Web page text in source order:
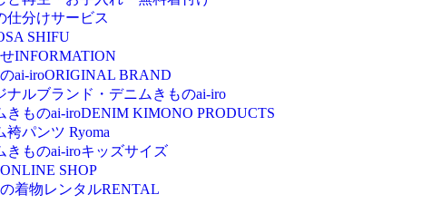
仕分けサービス
SHIFU
INFORMATION
ai-iroORIGINAL BRAND
ナルブランド・デニムきものai-iro
きものai-iroDENIM KIMONO PRODUCTS
袴パンツ Ryoma
きものai-iroキッズサイズ
ONLINE SHOP
着物レンタルRENTAL